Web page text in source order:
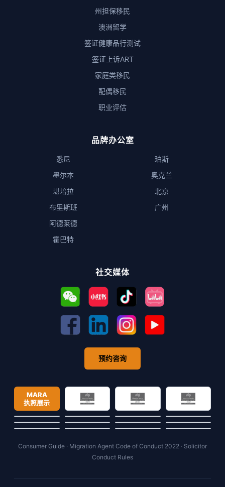
州担保移民
澳洲留学
签证健康品行测试
签证上诉ART
家庭类移民
配偶移民
职业评估
品牌办公室
悉尼
墨尔本
堪培拉
布里斯班
阿德莱德
霍巴特
珀斯
奥克兰
北京
广州
社交媒体
预约咨询
MARA
执照展示
Consumer Guide · Migration Agent Code of Conduct 2022 · Solicitor
Conduct Rules